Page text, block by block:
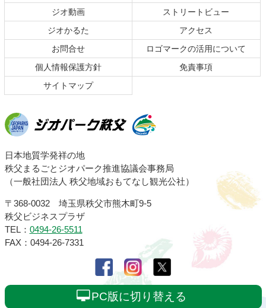
へ
ジオ動画
ストリートビュー
ジオかるた
アクセス
お問合せ
ロゴマークの活用について
個人情報保護方針
免責事項
サイトマップ
ジオパーク秩父
日本地質学発祥の地
秩父まるごとジオパーク推進協議会事務局
（一般社団法人 秩父地域おもてなし観光公社）
〒368-0032 埼玉県秩父市熊木町9-5
秩父ビジネスプラザ
TEL： 0494-26-5511
FAX：0494-26-7331
PC版に切り替える